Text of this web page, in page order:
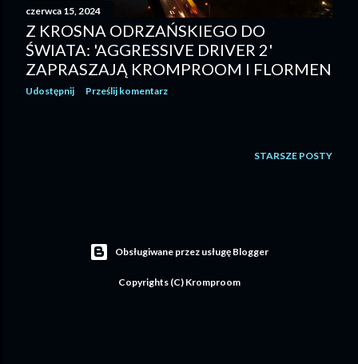
czerwca 15, 2024
Z KROSNA ODRZAŃSKIEGO DO
ŚWIATA: 'AGGRESSIVE DRIVER 2'
ZAPRASZAJĄ KROMPROOM I FLORMEN
Udostępnij Prześlij komentarz
STARSZE POSTY
Obsługiwane przez usługę Blogger
Copyrights (C) Kromproom